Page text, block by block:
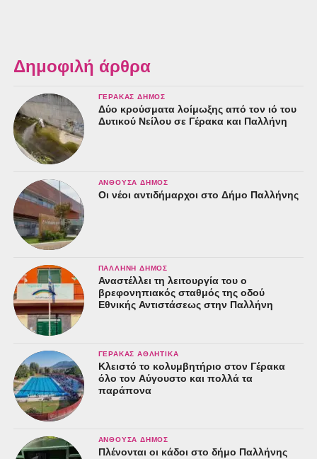
Δημοφιλή άρθρα
ΓΈΡΑΚΑΣ ΔΉΜΟΣ
Δύο κρούσματα λοίμωξης από τον ιό του
Δυτικού Νείλου σε Γέρακα και Παλλήνη
ΑΝΘΟΎΣΑ ΔΉΜΟΣ
Οι νέοι αντιδήμαρχοι στο Δήμο Παλλήνης
ΠΑΛΛΉΝΗ ΔΉΜΟΣ
Αναστέλλει τη λειτουργία του ο
βρεφονηπιακός σταθμός της οδού
Εθνικής Αντιστάσεως στην Παλλήνη
ΓΈΡΑΚΑΣ ΑΘΛΗΤΙΚΆ
Κλειστό το κολυμβητήριο στον Γέρακα
όλο τον Αύγουστο και πολλά τα
παράπονα
ΑΝΘΟΎΣΑ ΔΉΜΟΣ
Πλένονται οι κάδοι στο δήμο Παλλήνης